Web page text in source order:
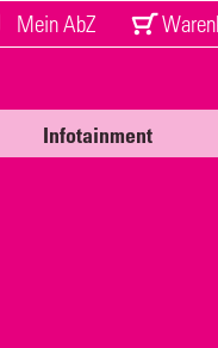
Mein AbZ
Infotainment